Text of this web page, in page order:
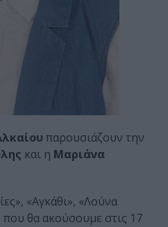
παρουσιάζουν την
και η Μαριάνα
«Αγκάθι», «Λούνα
θα ακούσουμε στις 17